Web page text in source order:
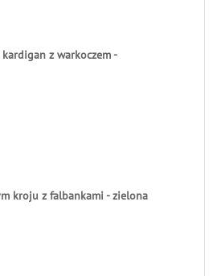
z warkoczem -
kroju z falbankami - zielona